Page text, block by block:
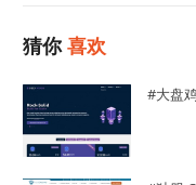
猜你喜欢
#大盘